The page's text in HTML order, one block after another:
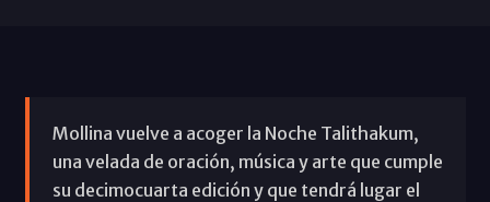
Mollina vuelve a acoger la Noche Talithakum,
una velada de oración, música y arte que cumple
su decimocuarta edición y que tendrá lugar el